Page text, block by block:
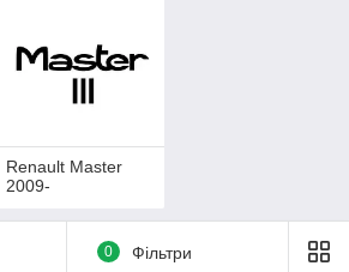
Renault Master
2009-
0 Фільтри